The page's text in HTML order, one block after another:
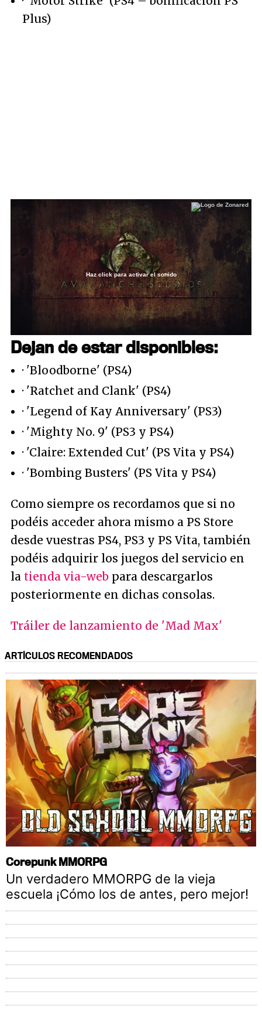
Plus)
Unmute /
34.13%
Haz click para activar el sonido
Dejan de estar disponibles:
· 'Bloodborne' (PS4)
· 'Ratchet and Clank' (PS4)
· 'Legend of Kay Anniversary' (PS3)
· 'Mighty No. 9' (PS3 y PS4)
· 'Claire: Extended Cut' (PS Vita y PS4)
· 'Bombing Busters' (PS Vita y PS4)
Como siempre os recordamos que si no
podéis acceder ahora mismo a PS Store
desde vuestras PS4, PS3 y PS Vita, también
podéis adquirir los juegos del servicio en
la tienda via-web para descargarlos
posteriormente en dichas consolas.
Tráiler de lanzamiento de 'Mad Max'
ARTÍCULOS RECOMENDADOS
Corepunk MMORPG
Un verdadero MMORPG de la vieja
escuela ¡Cómo los de antes, pero mejor!